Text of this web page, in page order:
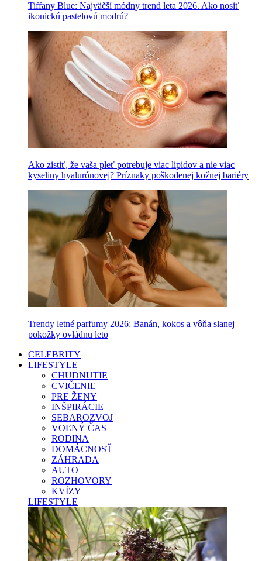
Tiffany Blue: Najväčší módny trend leta 2026. Ako nosiť
ikonickú pastelovú modrú?
Ako zistiť, že vaša pleť potrebuje viac lipidov a nie viac
kyseliny hyalurónovej? Príznaky poškodenej kožnej bariéry
Trendy letné parfumy 2026: Banán, kokos a vôňa slanej
pokožky ovládnu leto
CELEBRITY
LIFESTYLE
CHUDNUTIE
CVIČENIE
PRE ŽENY
INŠPIRÁCIE
SEBAROZVOJ
VOĽNÝ ČAS
RODINA
DOMÁCNOSŤ
ZÁHRADA
AUTO
ROZHOVORY
KVÍZY
LIFESTYLE